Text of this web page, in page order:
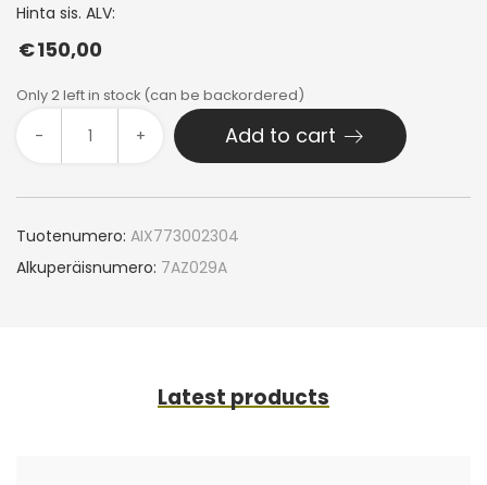
Hinta sis. ALV:
€150,00
Only 2 left in stock (can be backordered)
- + Add to cart
Tuotenumero: AIX773002304
Alkuperäisnumero: 7AZ029A
Latest products